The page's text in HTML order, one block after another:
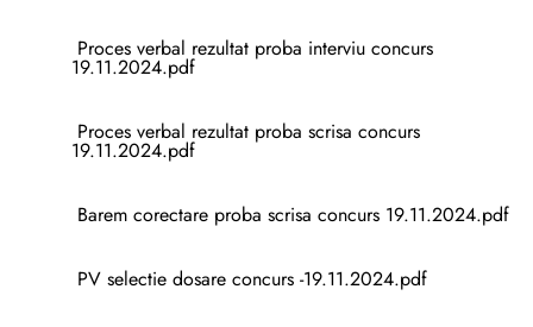
Proces verbal rezultat proba interviu concurs
19.11.2024.pdf
Proces verbal rezultat proba scrisa concurs
19.11.2024.pdf
Barem corectare proba scrisa concurs 19.11.2024.pdf
PV selectie dosare concurs -19.11.2024.pdf